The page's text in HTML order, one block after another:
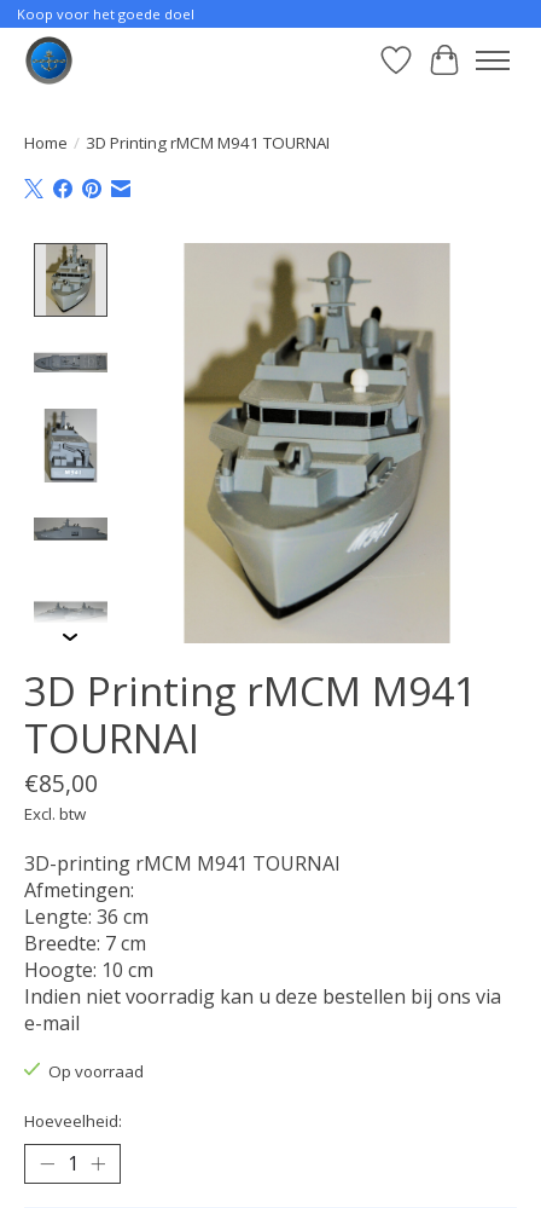
Koop voor het goede doel
Verlanglijst
Home / 3D Printing rMCM M941 TOURNAI
Product image slideshow Items
3D Printing rMCM M941
TOURNAI
€85,00
Excl. btw
3D-printing rMCM M941 TOURNAI
Afmetingen:
Lengte: 36 cm
Breedte: 7 cm
Hoogte: 10 cm
Indien niet voorradig kan u deze bestellen bij ons via
e-mail
Op voorraad
Hoeveelheid: